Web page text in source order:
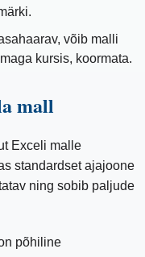
võib malli
kursis, koormata.
mall
Exceli malle
standardset ajajoone
ning sobib paljude
põhiline